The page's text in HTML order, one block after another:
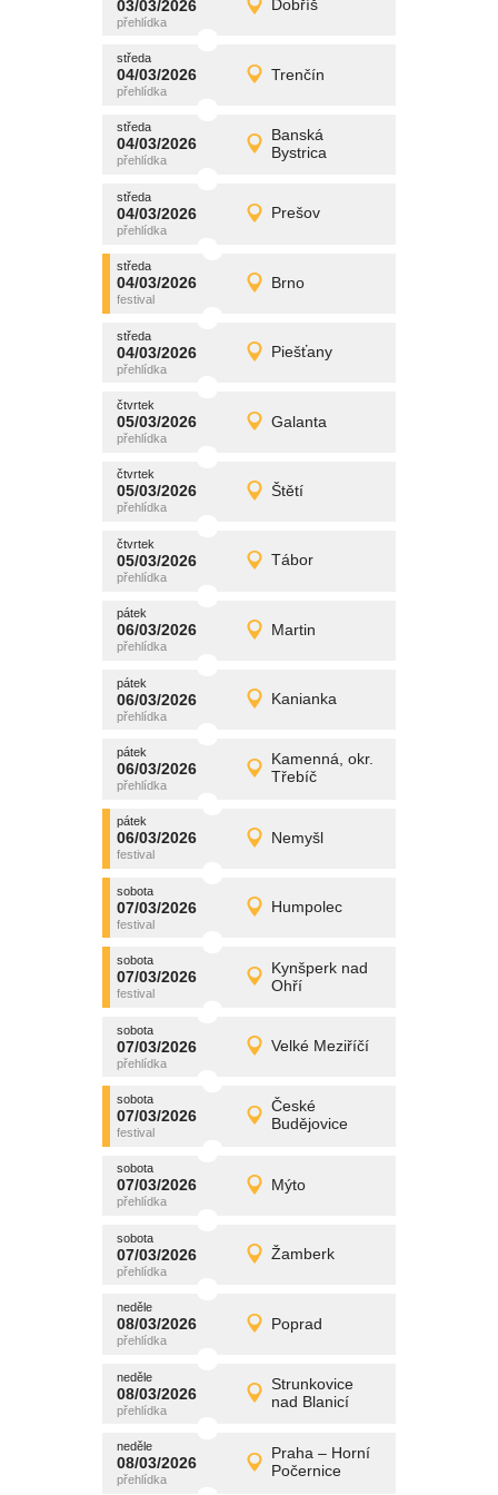
03/03/2026 Dobříš
úterý
03/03/2026 Detail
středa
04/03/2026 Trenčín
středa
04/03/2026 Detail
promítání
středa
04/03/2026
Banská
Bystrica
středa
04/03/2026 Detail
promítání
středa
04/03/2026 Prešov
středa
04/03/2026 Detail
promítání
středa
04/03/2026 Brno
středa
04/03/2026 Detail
promítání
středa
04/03/2026 Piešťany
středa
04/03/2026 Detail
promítání
čtvrtek
05/03/2026 Galanta
čtvrtek
05/03/2026 Detail
promítání
čtvrtek
05/03/2026 Štětí
čtvrtek
05/03/2026 Detail
promítání
čtvrtek
05/03/2026 Tábor
čtvrtek
05/03/2026 Detail
promítání
pátek
06/03/2026 Martin
pátek
06/03/2026 Detail
promítání
pátek
06/03/2026 Kanianka
pátek
06/03/2026 Detail
promítání
pátek
06/03/2026
Kamenná, okr.
Třebíč
pátek
06/03/2026 Detail
promítání
pátek
06/03/2026 Nemyšl
pátek
06/03/2026 Detail
promítání
sobota
07/03/2026 Humpolec
sobota
07/03/2026 Detail
promítání
sobota
07/03/2026
Kynšperk nad
Ohří
sobota
07/03/2026 Detail
promítání
sobota
07/03/2026 Velké Meziříčí
sobota
07/03/2026 Detail
promítání
sobota
07/03/2026
České
Budějovice
sobota
07/03/2026 Detail
promítání
sobota
07/03/2026 Mýto
sobota
07/03/2026 Detail
promítání
sobota
07/03/2026 Žamberk
sobota
07/03/2026 Detail
promítání
neděle
08/03/2026 Poprad
neděle
08/03/2026 Detail
promítání
neděle
08/03/2026
Strunkovice
nad Blanicí
neděle
08/03/2026 Detail
promítání
neděle
08/03/2026
Praha – Horní
Počernice
neděle
08/03/2026 Detail
promítání